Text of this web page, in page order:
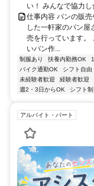
い！ みんなで協力
仕事内容 パンの販
した一軒家のパン屋
売を行っています。
いパン作...
制服あり 扶養内勤務OK
バイク通勤OK
シフト自由
未経験者歓迎
経験者歓迎
週2・3日からOK
シフト制
アルバイト・パート